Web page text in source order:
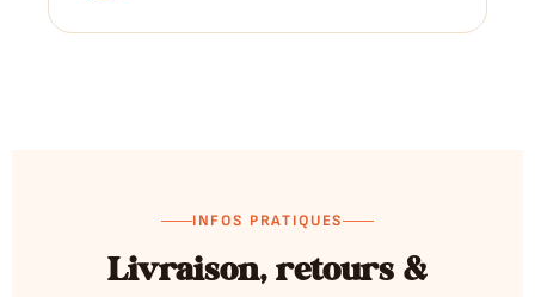
INFOS PRATIQUES
Livraison, retours &